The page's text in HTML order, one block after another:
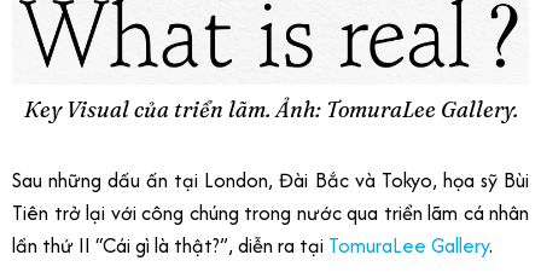
Key Visual của triển lãm. Ảnh: TomuraLee Gallery.
Sau những dấu ấn tại London, Đài Bắc và Tokyo, họa sỹ Bùi
Tiên trở lại với công chúng trong nước qua triển lãm cá nhân
lần thứ II “Cái gì là thật?”, diễn ra tại TomuraLee Gallery.